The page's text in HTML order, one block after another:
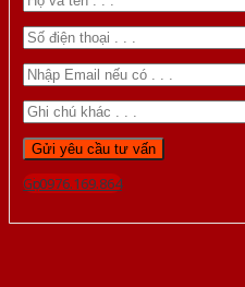
Gọi 0976.169.864